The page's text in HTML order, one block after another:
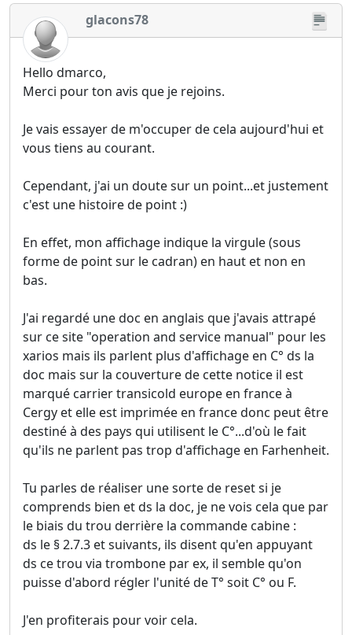
glacons78
Hello dmarco,
Merci pour ton avis que je rejoins.
Je vais essayer de m'occuper de cela aujourd'hui et
vous tiens au courant.
Cependant, j'ai un doute sur un point...et justement
c'est une histoire de point :)
En effet, mon affichage indique la virgule (sous
forme de point sur le cadran) en haut et non en
bas.
J'ai regardé une doc en anglais que j'avais attrapé
sur ce site "operation and service manual" pour les
xarios mais ils parlent plus d'affichage en C° ds la
doc mais sur la couverture de cette notice il est
marqué carrier transicold europe en france à
Cergy et elle est imprimée en france donc peut être
destiné à des pays qui utilisent le C°...d'où le fait
qu'ils ne parlent pas trop d'affichage en Farhenheit.
Tu parles de réaliser une sorte de reset si je
comprends bien et ds la doc, je ne vois cela que par
le biais du trou derrière la commande cabine :
ds le § 2.7.3 et suivants, ils disent qu'en appuyant
ds ce trou via trombone par ex, il semble qu'on
puisse d'abord régler l'unité de T° soit C° ou F.
J'en profiterais pour voir cela.